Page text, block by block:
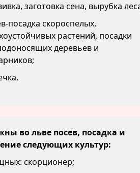
заготовка сена, вырубка
посадка скороспелых,
растений, посадки
деревьев и
во льве посев, посадка и
следующих культур:
скорционер;